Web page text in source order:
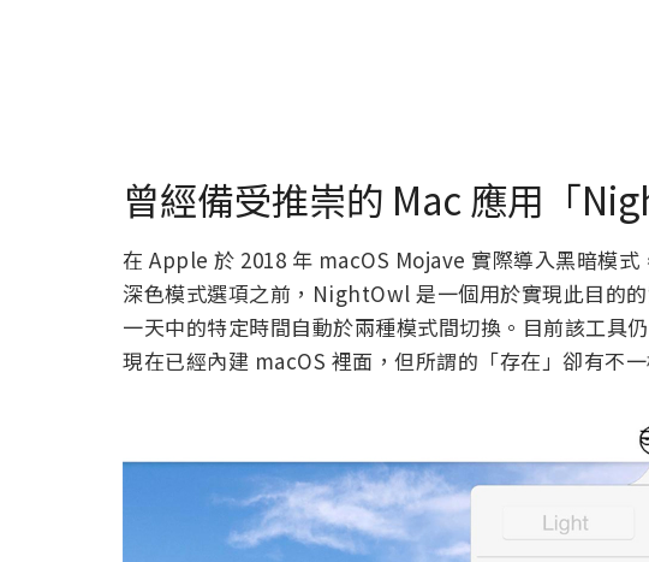
曾經備受推崇的 Mac 應用「
在 Apple 於 2018 年 macOS Mojave 實際導入黑暗模
深色模式選項之前，NightOwl 是一個用於實現此目的
一天中的特定時間自動於兩種模式間切換。目前該工具
現在已經內建 macOS 裡面，但所謂的「存在」卻有不一